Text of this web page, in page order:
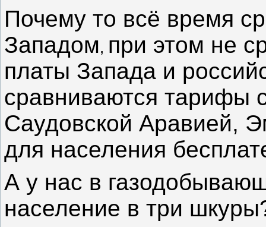
Почему то всё время
Западом, при этом не
платы Запада и
сравниваются тарифы
Саудовской Аравией,
для населения
А у нас в
население в три